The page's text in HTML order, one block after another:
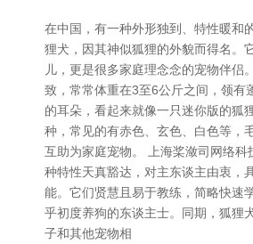
在中国，有一种外形独到、特性暖
狸犬，因其神似狐狸的外貌而得名。
儿，更是很多家庭理念念的宠物伴侣
致，常常体重在3至6公斤之间，领有
的耳朵，看起来就像一只迷你版的狐
种，常见的有赤色、玄色、白色等，
互助为家庭宠物。 上海桨潋司网络科
种特性天真豁达，对主东谈主由衷，
能。它们贤慧且易于教练，简略快速
乎初度养狗的东谈主士。同期，狐狸
子和其他宠物相